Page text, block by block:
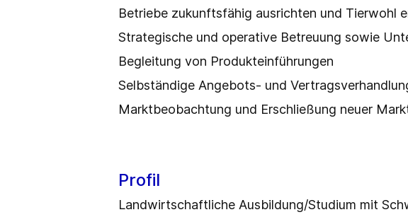
Betriebe zukunftsfähig ausrichten und Tierwohl
Strategische und operative Betreuung sowie
Begleitung von Produkteinführungen
Selbständige Angebots- und
Marktbeobachtung und Erschließung neuer
Profil
Landwirtschaftliche Ausbildung/Studium mit